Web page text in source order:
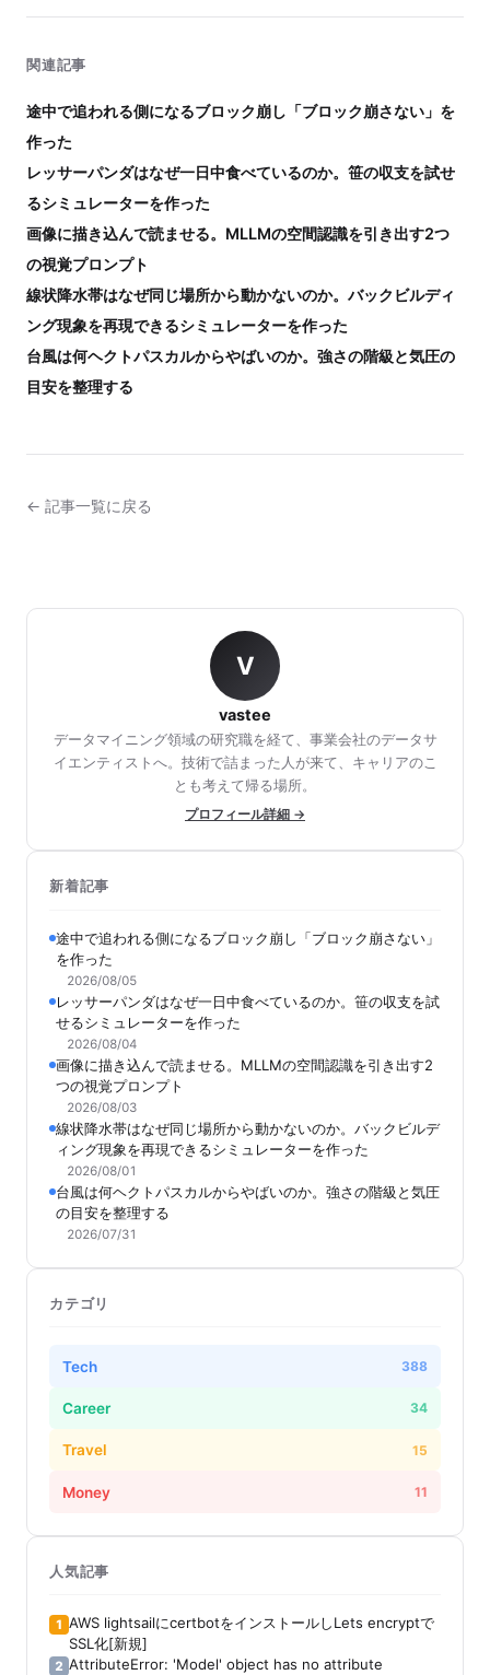
関連記事
途中で追われる側になるブロック崩し「ブロック崩さない」を
作った
レッサーパンダはなぜ一日中食べているのか。笹の収支を試せ
るシミュレーターを作った
画像に描き込んで読ませる。MLLMの空間認識を引き出す2つ
の視覚プロンプト
線状降水帯はなぜ同じ場所から動かないのか。バックビルディ
ング現象を再現できるシミュレーターを作った
台風は何ヘクトパスカルからやばいのか。強さの階級と気圧の
目安を整理する
← 記事一覧に戻る
V
vastee
データマイニング領域の研究職を経て、事業会社のデータサ
イエンティストへ。技術で詰まった人が来て、キャリアのこ
とも考えて帰る場所。
プロフィール詳細 →
新着記事
途中で追われる側になるブロック崩し「ブロック崩さない」
を作った
2026/08/05
レッサーパンダはなぜ一日中食べているのか。笹の収支を試
せるシミュレーターを作った
2026/08/04
画像に描き込んで読ませる。MLLMの空間認識を引き出す2
つの視覚プロンプト
2026/08/03
線状降水帯はなぜ同じ場所から動かないのか。バックビルデ
ィング現象を再現できるシミュレーターを作った
2026/08/01
台風は何ヘクトパスカルからやばいのか。強さの階級と気圧
の目安を整理する
2026/07/31
カテゴリ
Tech 388
Career 34
Travel 15
Money 11
人気記事
1 AWS lightsailにcertbotをインストールしLets encryptで
SSL化[新規]
2 AttributeError: 'Model' object has no attribute